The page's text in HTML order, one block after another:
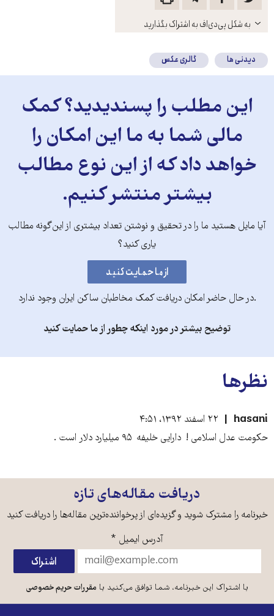
باز
کنید
به شکل پی‌دی‌اف به اشتراک بگذارید
دیدنی ها گالری عکس
این مطلب را پسندیدید؟ کمک
مالی شما به ما این امکان را
خواهد داد که از این نوع مطالب
بیشتر منتشر کنیم.
آیا مایل هستید ما را در تحقیق و نوشتن تعداد بیشتری از این‌گونه مطالب
یاری کنید؟
.در حال حاضر امکان دریافت کمک مخاطبان ساکن ایران وجود ندارد
توضیح بیشتر در مورد اینکه چطور از ما حمایت کنید
نظرها
hasani
۲۲ اسفند ۱۳۹۲، ۴:۵۱
حکومت عدل اسلامی ! دارایی خلیفه ۹۵ میلیارد دلار است .
دریافت مقاله‌های تازه
خبرنامه را مشترک شوید و گزیده‌ای از پرخواننده‌ترین مقاله‌ها را دریافت کنید
آدرس ایمیل *
با اشتراک این خبرنامه، شما توافق می‌کنید بامقررات حریم خصوصی